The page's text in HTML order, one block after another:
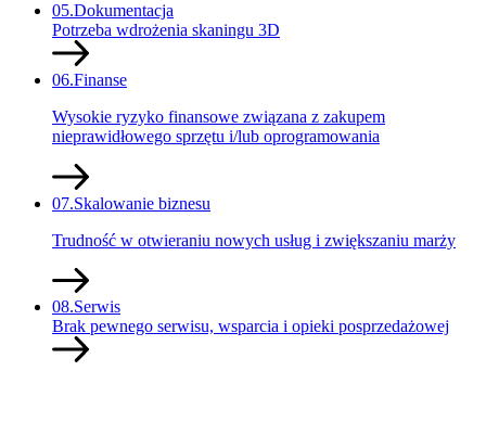
05.Dokumentacja
Potrzeba wdrożenia skaningu 3D
06.Finanse
Wysokie ryzyko finansowe związana z zakupem
nieprawidłowego sprzętu i/lub oprogramowania
07.Skalowanie biznesu
Trudność w otwieraniu nowych usług i zwiększaniu marży
08.Serwis
Brak pewnego serwisu, wsparcia i opieki posprzedażowej